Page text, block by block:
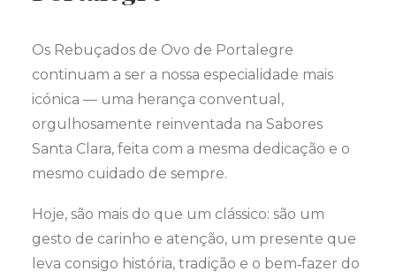
Os Rebuçados de Ovo de Portalegre
continuam a ser a nossa especialidade mais
icónica — uma herança conventual,
orgulhosamente reinventada na Sabores
Santa Clara, feita com a mesma dedicação e o
mesmo cuidado de sempre.
Hoje, são mais do que um clássico: são um
gesto de carinho e atenção, um presente que
leva consigo história, tradição e o bem‑fazer do